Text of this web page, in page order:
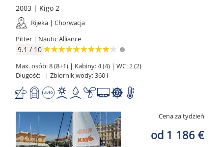
2003 | Kigo 2
Rijeka | Chorwacja
Pitter | Nautic Alliance
9.1 / 10
Max. osób: 8 (8+1) | Kabiny: 4 (4) | WC: 2 (2)
Długość: - | Zbiornik wody: 360 l
Cena za tydzień
od 1 186 €